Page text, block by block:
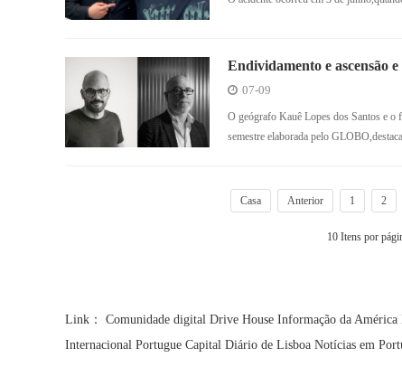
Endividamento e ascensão
destacaram no 1º semestre
07-09
O geógrafo Kauê Lopes dos Santos e
semestre elaborada pelo
Casa Anterior 1 2
10 Itens por
Link： Comunidade digital Drive House Informação da América
Internacional Portugue Capital Diário de Lisboa Notícias em